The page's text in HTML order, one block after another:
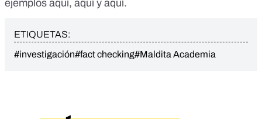
ejemplos aquí, aquíy aquí.
ETIQUETAS:
#investigación#fact checking#Maldita Academia